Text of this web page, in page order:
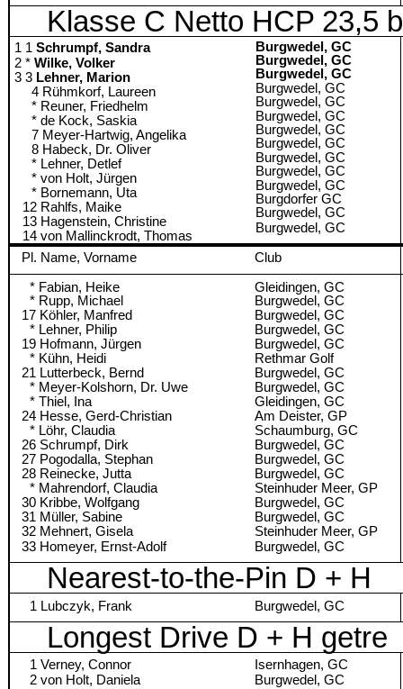
Klasse C Netto HCP 23,5
1 Schrumpf, Sandra
* Wilke, Volker
3 Lehner, Marion
Rühmkorf, Laureen
Reuner, Friedhelm
de Kock, Saskia
Meyer-Hartwig, Angelika
Habeck, Dr. Oliver
Lehner, Detlef
von Holt, Jürgen
Bornemann, Uta
Rahlfs, Maike
Hagenstein, Christine
von Mallinckrodt, Thomas
Burgwedel, GC
Burgwedel, GC
Burgwedel, GC
Burgwedel, GC
Burgwedel, GC
Burgwedel, GC
Burgwedel, GC
Burgwedel, GC
Burgwedel, GC
Burgwedel, GC
Burgwedel, GC
Burgdorfer GC
Burgwedel, GC
Burgwedel, GC
Pl. Name, Vorname Club
* Fabian, Heike
Gleidingen, GC
* Rupp, Michael
Burgwedel, GC
17 Köhler, Manfred
Burgwedel, GC
* Lehner, Philip
Burgwedel, GC
19 Hofmann, Jürgen
Burgwedel, GC
* Kühn, Heidi
Rethmar Golf
21 Lutterbeck, Bernd
Burgwedel, GC
* Meyer-Kolshorn, Dr. Uwe
Burgwedel, GC
* Thiel, Ina
Gleidingen, GC
24 Hesse, Gerd-Christian
Am Deister, GP
* Löhr, Claudia
Schaumburg, GC
26 Schrumpf, Dirk
Burgwedel, GC
27 Pogodalla, Stephan
Burgwedel, GC
28 Reinecke, Jutta
Burgwedel, GC
* Mahrendorf, Claudia
Steinhuder Meer, GP
30 Kribbe, Wolfgang
Burgwedel, GC
31 Müller, Sabine
Burgwedel, GC
32 Mehnert, Gisela
Steinhuder Meer, GP
33 Homeyer, Ernst-Adolf
Burgwedel, GC
Nearest-to-the-Pin D + H
1 Lubczyk, Frank Burgwedel, GC
Longest Drive D + H getre
1 Verney, Connor
Isernhagen, GC
2 von Holt, Daniela
Burgwedel, GC